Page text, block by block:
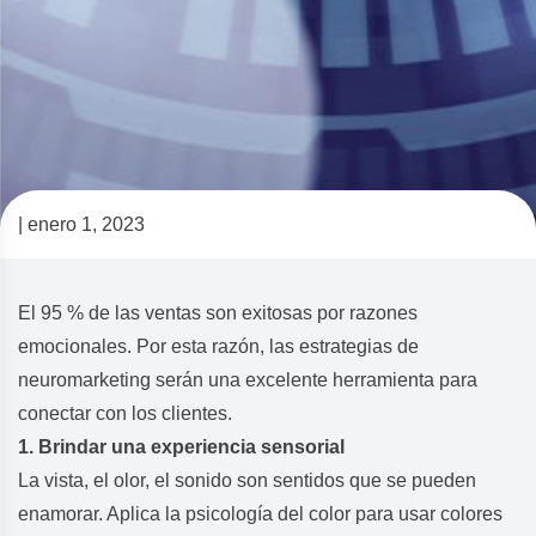
| enero 1, 2023
El 95 % de las ventas son exitosas por razones
emocionales. Por esta razón, las estrategias de
neuromarketing serán una excelente herramienta para
conectar con los clientes.
1. Brindar una experiencia sensorial
La vista, el olor, el sonido son sentidos que se pueden
enamorar. Aplica la psicología del color para usar colores